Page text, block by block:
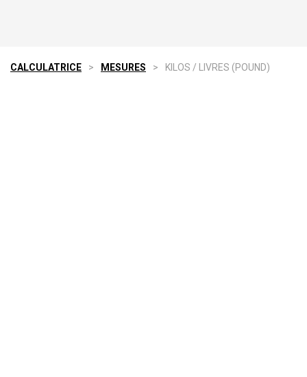
CALCULATRICE > MESURES > KILOS / LIVRES (POUND)